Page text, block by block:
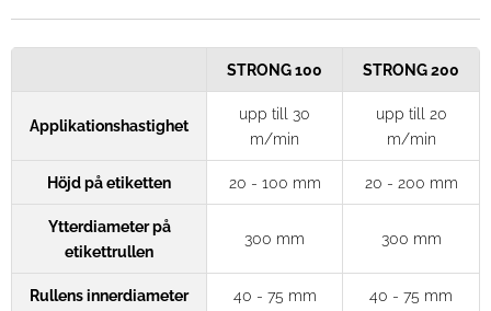
STRONG 100 STRONG 200
Applikationshastighet
upp till 30
m/min
upp till 20
m/min
Höjd på etiketten 20 - 100 mm 20 - 200 mm
Ytterdiameter på
etikettrullen
300 mm 300 mm
Rullens innerdiameter 40 - 75 mm 40 - 75 mm